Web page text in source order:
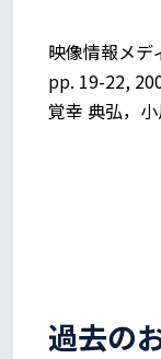
過去の
映像情報メ
pp. 19-22,
覚幸 典弘，